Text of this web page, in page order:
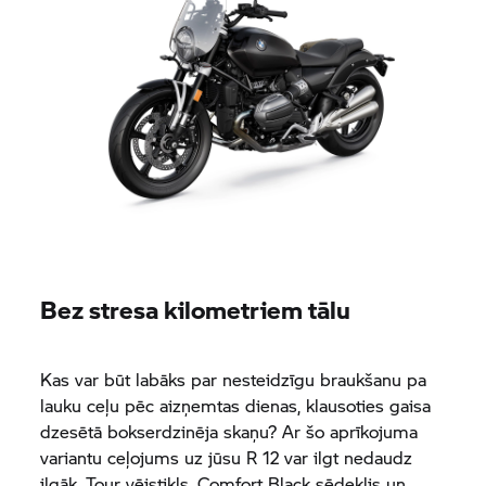
Bez stresa kilometriem tālu
Kas var būt labāks par nesteidzīgu braukšanu pa
lauku ceļu pēc aizņemtas dienas, klausoties gaisa
dzesētā bokserdzinēja skaņu? Ar šo aprīkojuma
variantu ceļojums uz jūsu R 12 var ilgt nedaudz